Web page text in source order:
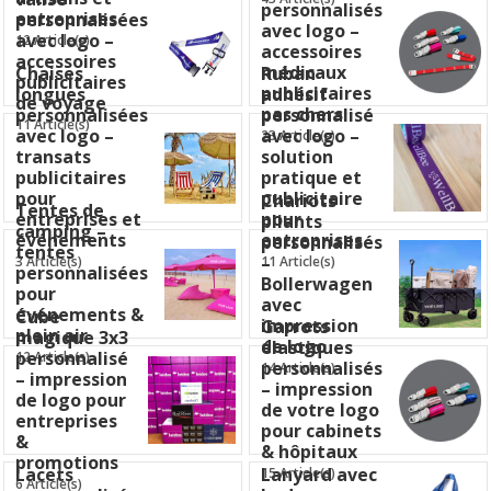
entreprises
12 Article(s)
personnalisées
avec logo –
accessoires
publicitaires
de voyage
11 Article(s)
personnalisés
avec logo –
accessoires
médicaux
publicitaires
pas chers
23 Article(s)
Chaises
longues
personnalisées
avec logo –
transats
publicitaires
pour
entreprises et
événements
3 Article(s)
Ruban
adhésif
personnalisé
avec logo –
solution
pratique et
publicitaire
pour
entreprises
11 Article(s)
Tentes de
camping –
tentes
personnalisées
pour
événements &
plein air
12 Article(s)
Chariots
pliants
personnalisés
–
Bollerwagen
avec
impression
de logo
14 Article(s)
Cube
magique 3x3
personnalisé
– impression
de logo pour
entreprises
&
promotions
6 Article(s)
Garrots
élastiques
personnalisés
– impression
de votre logo
pour cabinets
& hôpitaux
15 Article(s)
Lacets
Lanyard avec